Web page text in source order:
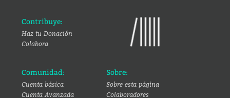
Contribuye:
Haz tu Donación
Colabora
Comunidad:
Cuenta básica
Cuenta Avanzada
Sobre:
Sobre esta página
Colaboradores